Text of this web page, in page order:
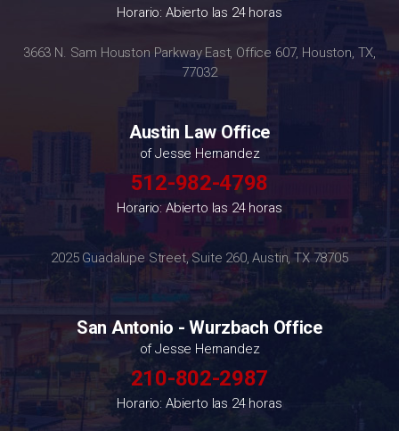
Horario: Abierto las 24 horas
3663 N. Sam Houston Parkway East, Office 607, Houston, TX,
77032
Austin Law Office
of Jesse Hernandez
512-982-4798
Horario: Abierto las 24 horas
2025 Guadalupe Street, Suite 260, Austin, TX 78705
San Antonio - Wurzbach Office
of Jesse Hernandez
210-802-2987
Horario: Abierto las 24 horas